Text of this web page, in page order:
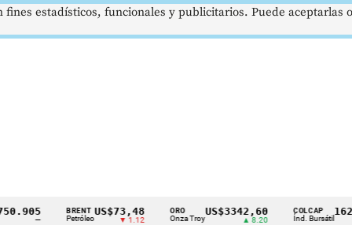
BRENT
Petróleo
US$73,48
▼ 1.12
ORO
Onza Troy
US$3342,60 COLCAP
Índ. Bursátil
estadísticos, funcionales y publicitarios. Puede aceptarlas